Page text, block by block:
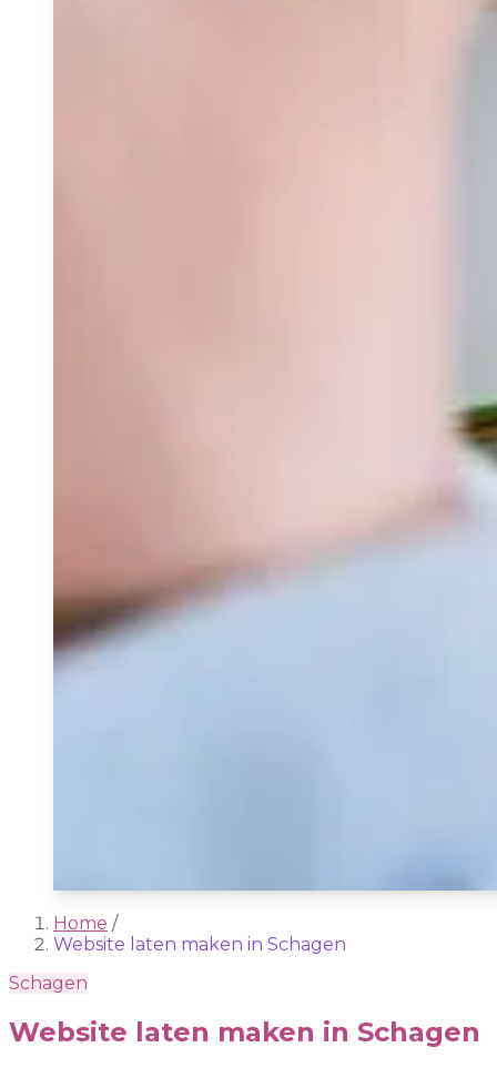
Home /
Website laten maken in Schagen
Schagen
Website laten maken in Schagen